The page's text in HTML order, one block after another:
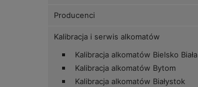
Producenci
Kalibracja i serwis alkomatów
Kalibracja alkomatów Bielsko Biała
Kalibracja alkomatów Bytom
Kalibracja alkomatów Białystok